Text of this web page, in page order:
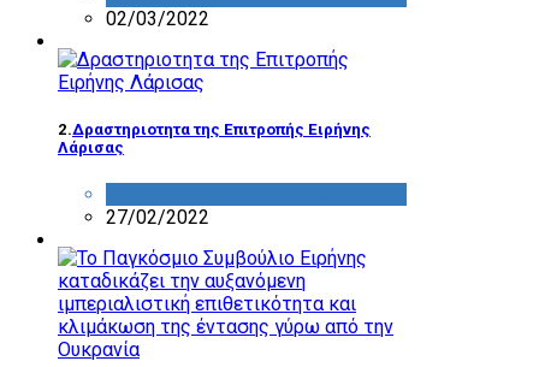
02/03/2022
2.Δραστηριοτητα της Επιτροπής Ειρήνης
Λάρισας
27/02/2022